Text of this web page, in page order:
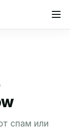
спам или